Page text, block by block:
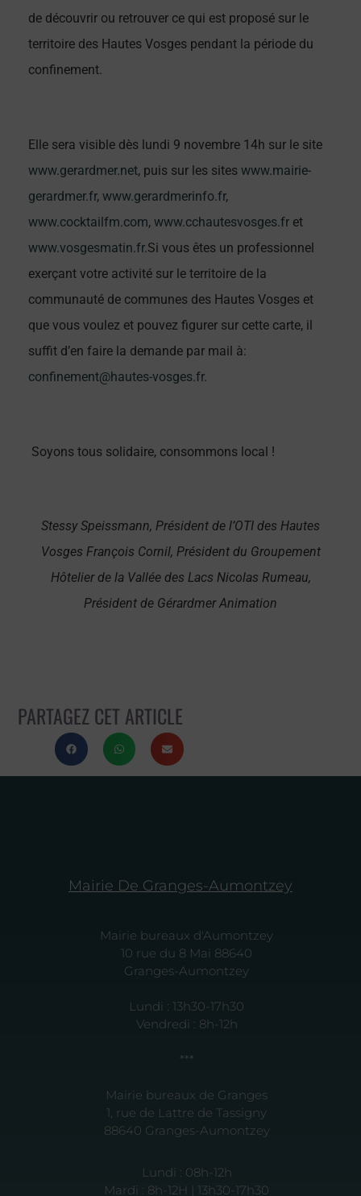
de découvrir ou retrouver ce qui est proposé sur le
territoire des Hautes Vosges pendant la période du
confinement.
Elle sera visible dès lundi 9 novembre 14h sur le site
www.gerardmer.net, puis sur les sites www.mairie-
gerardmer.fr, www.gerardmerinfo.fr,
www.cocktailfm.com, www.cchautesvosges.fret
www.vosgesmatin.fr.Si vous êtes un professionnel
exerçant votre activité sur le territoire de la
communauté de communes des Hautes Vosges et
que vous voulez et pouvez figurer sur cette carte, il
suffit d’en faire la demande par mail à:
confinement@hautes-vosges.fr.
Soyons tous solidaire, consommons local !
Stessy Speissmann, Président de l’OTI des Hautes
Vosges François Cornil, Président du Groupement
Hôtelier de la Vallée des Lacs Nicolas Rumeau,
Président de Gérardmer Animation
PARTAGEZ CET ARTICLE
Mairie De Granges-Aumontzey
Mairie bureaux d'Aumontzey
10 rue du 8 Mai 88640
Granges-Aumontzey
Lundi : 13h30-17h30
Vendredi : 8h-12h
***
Mairie bureaux de Granges
1, rue de Lattre de Tassigny
88640 Granges-Aumontzey
Lundi : 08h-12h
Mardi : 8h-12H | 13h30-17h30